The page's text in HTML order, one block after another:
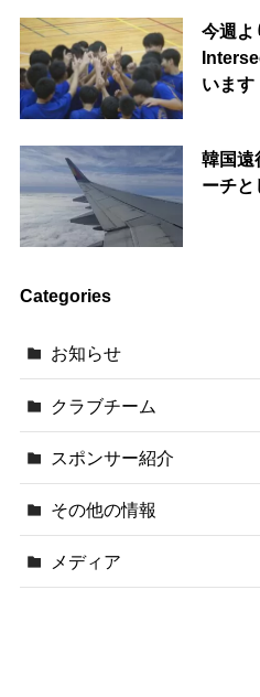
今週
います
韓国遠
ーチと
Categories
お知らせ
クラブチーム
スポンサー紹介
その他の情報
メディア